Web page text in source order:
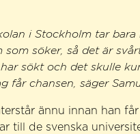
i Stockholm tar bara
som söker, så det är
sökt och det skulle
får chansen, säger
ännu innan han
till de svenska